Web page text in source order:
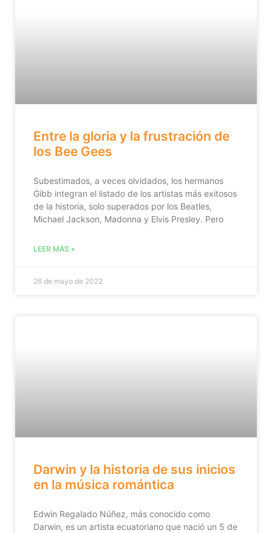
Entre la gloria y la frustración de
los Bee Gees
Subestimados, a veces olvidados, los hermanos
Gibb integran el listado de los artistas más exitosos
de la historia, solo superados por los Beatles,
Michael Jackson, Madonna y Elvis Presley. Pero
LEER MÁS »
26 de mayo de 2022
Darwin y la historia de sus inicios
en la música romántica
Edwin Regalado Núñez, más conocido como
Darwin, es un artista ecuatoriano que nació un 5 de